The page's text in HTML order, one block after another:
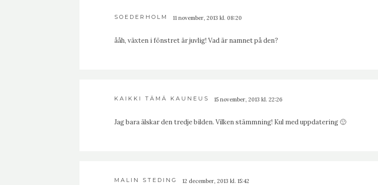
SOEDERHOLM 11 november, 2013 kl. 08:20
ååh, växten i fönstret är juvlig! Vad är namnet på den?
KAIKKI TÄMÄ KAUNEUS 15 november, 2013 kl. 22:26
Jag bara älskar den tredje bilden. Vilken stämmning! Kul med uppdatering 🙂
MALIN STEDING 12 december, 2013 kl. 15:42